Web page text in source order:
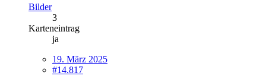
Bilder
3
Karteneintrag
ja
19. März 2025
#14.817